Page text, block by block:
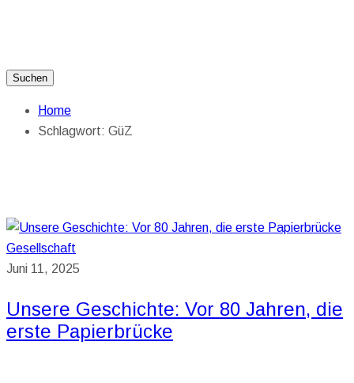
Suchen
Home
Schlagwort: GüZ
Gesellschaft
Juni 11, 2025
Unsere Geschichte: Vor 80 Jahren, die
erste Papierbrücke